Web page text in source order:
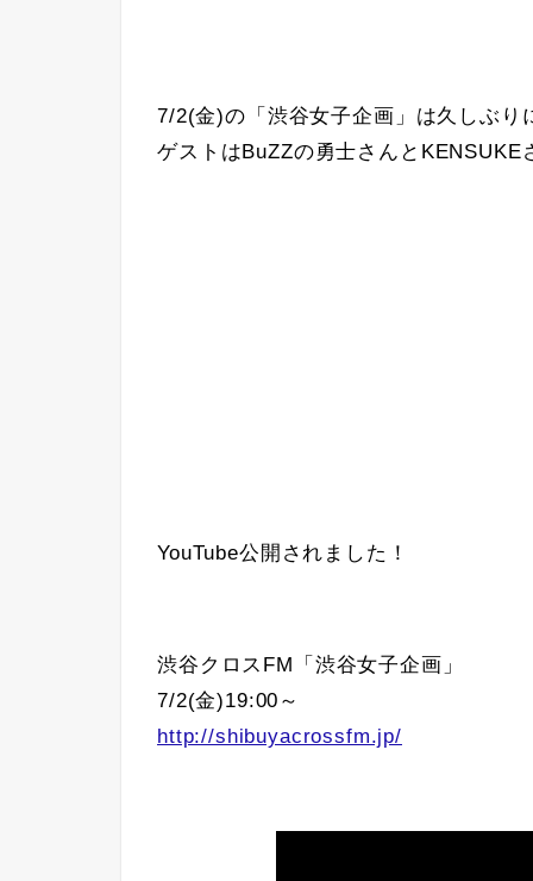
7/2(金)の「渋谷女子企画」は久しぶり
ゲストはBuZZの勇士さんとKENSUKE
YouTube公開されました！
渋谷クロスFM「渋谷女子企画」
7/2(金)19:00～
http://shibuyacrossfm.jp/